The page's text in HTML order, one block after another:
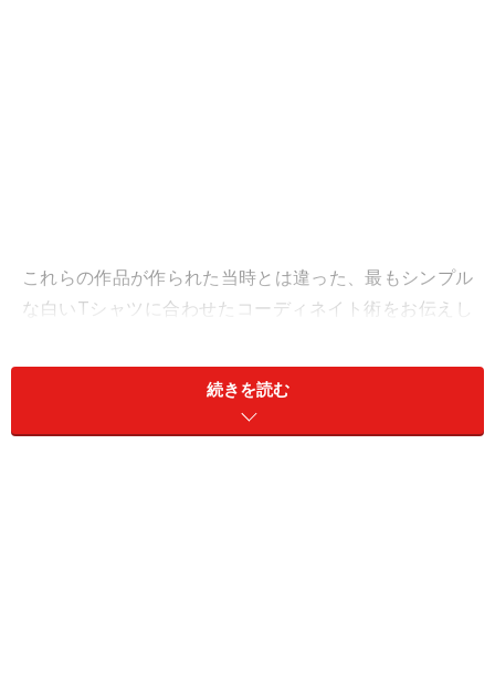
これらの作品が作られた当時とは違った、最もシンプル
な白いTシャツに合わせたコーディネイト術をお伝えし
続きを読む